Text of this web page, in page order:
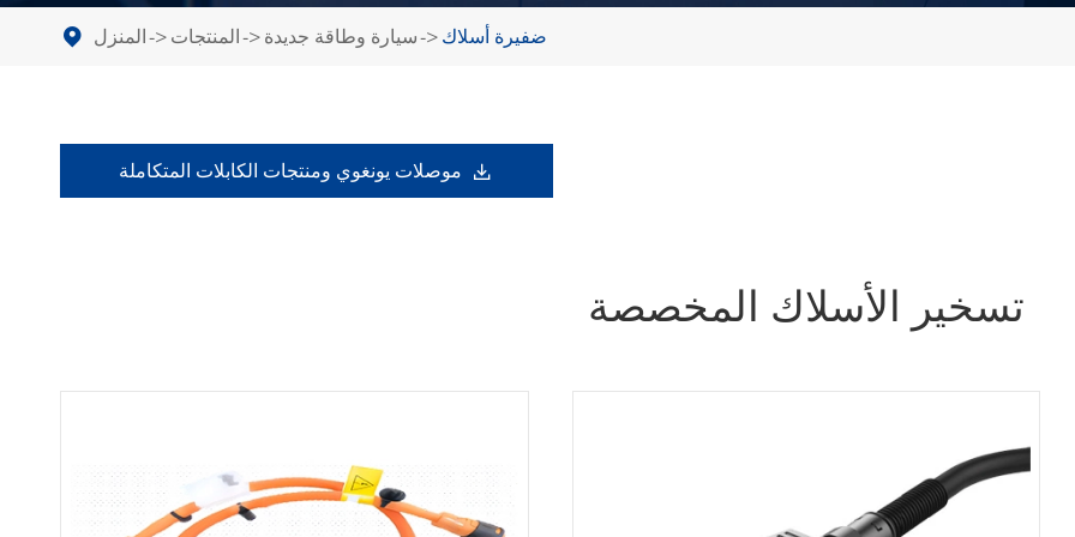
المنزل المنتجات سيارة وطاقة جديدة ضفيرة أسلاك
موصلات يونغوي ومنتجات الكابلات المتكاملة 
تسخير الأسلاك المخصصة